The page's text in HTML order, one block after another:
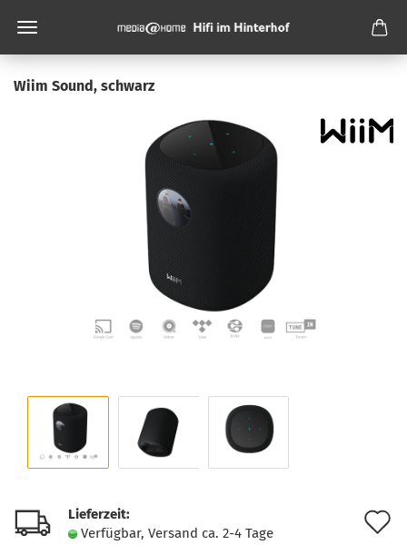
Wiim Sound, schwarz
Lieferzeit:
Verfügbar, Versand ca. 2-4 Tage